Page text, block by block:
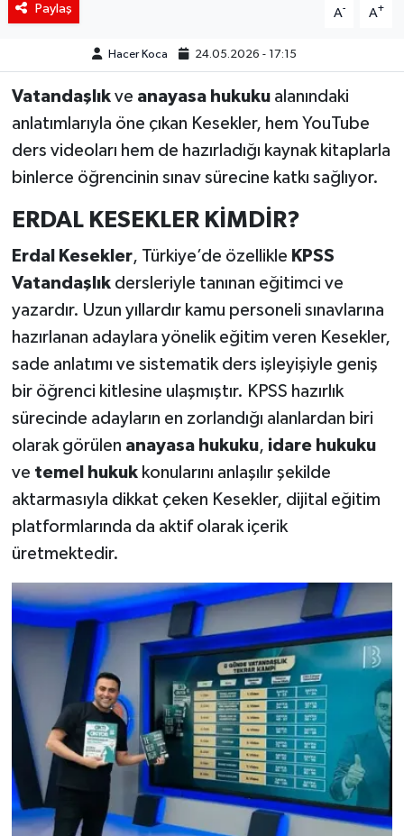
Paylaş A- A+
Hacer Koca 24.05.2026 - 17:15
Vatandaşlıkve anayasa hukukualanındaki
anlatımlarıyla öne çıkan Kesekler, hem YouTube
ders videoları hem de hazırladığı kaynak kitaplarla
binlerce öğrencinin sınav sürecine katkı sağlıyor.
ERDAL KESEKLER KİMDİR?
Erdal Kesekler, Türkiye’de özellikle KPSS
Vatandaşlıkdersleriyle tanınan eğitimci ve
yazardır. Uzun yıllardır kamu personeli sınavlarına
hazırlanan adaylara yönelik eğitim veren Kesekler,
sade anlatımı ve sistematik ders işleyişiyle geniş
bir öğrenci kitlesine ulaşmıştır. KPSS hazırlık
sürecinde adayların en zorlandığı alanlardan biri
olarak görülen anayasa hukuku, idare hukuku
ve temel hukukkonularını anlaşılır şekilde
aktarmasıyla dikkat çeken Kesekler, dijital eğitim
platformlarında da aktif olarak içerik
üretmektedir.